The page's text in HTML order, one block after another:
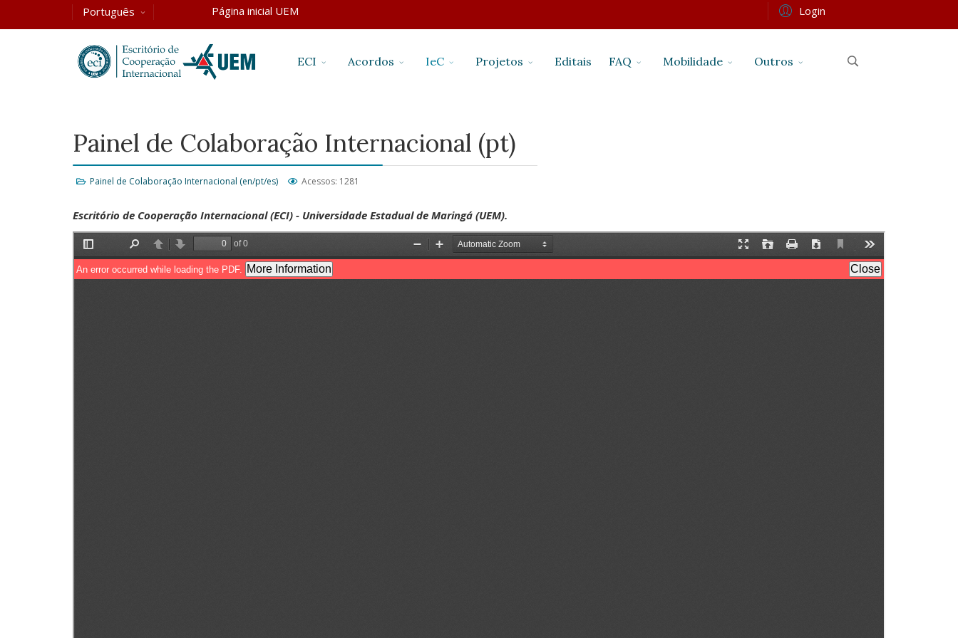
Português Página inicial UEM Login
ECI Acordos IeC Projetos Editais FAQ Mobilidade Outros
Painel de Colaboração Internacional (pt)
Painel de Colaboração Internacional (en/pt/es) Acessos: 1281
Escritório de Cooperação Internacional (ECI) - Universidade Estadual de Maringá (UEM).